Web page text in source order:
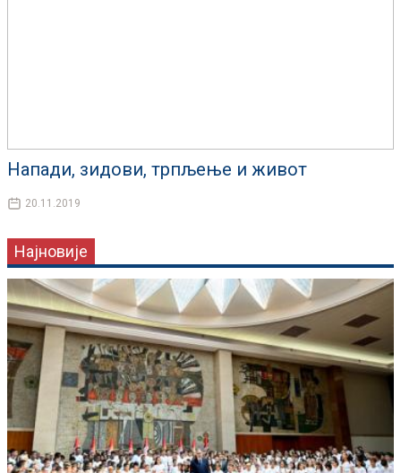
Напади, зидови, трпљење и живот
20.11.2019
Најновије